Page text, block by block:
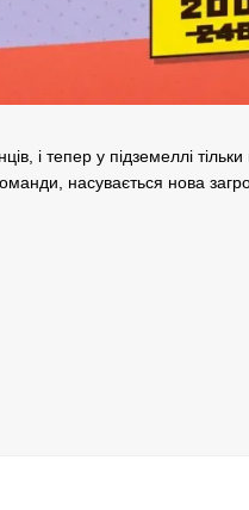
і тепер у підземеллі
насувається нова